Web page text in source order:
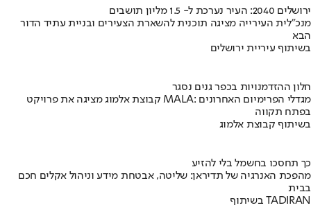
ירושלים 2040: העיר נערכת ל- 1.5 מליון תושבים
מנכ"לית העירייה מציגה תוכנית להשארת הצעירים ובניית עתיד הדור
הבא
בשיתוף עיריית ירושלים
חלון ההזדמנויות בכפר גנים נסגר
קבוצת אלמוג מציגה את פרויקט MALA: מגדלי הפרימיום האחרונים
בפתח תקווה
בשיתוף קבוצת אלמוג
כך תחסכו בחשמל בלי להזיע
מהפכת האנרגיה של תדיראן: שליטה, אבטחת מידע וניהול אקלים חכם
בבית
בשיתוף TADIRAN